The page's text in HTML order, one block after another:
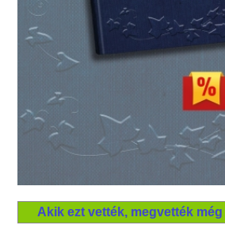
Akik ezt vették, megvették